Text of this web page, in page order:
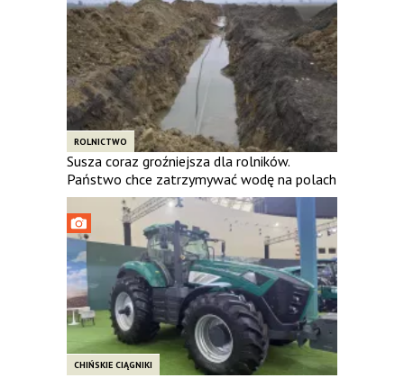
ROLNICTWO
Susza coraz groźniejsza dla rolników.
Państwo chce zatrzymywać wodę na polach
CHIŃSKIE CIĄGNIKI